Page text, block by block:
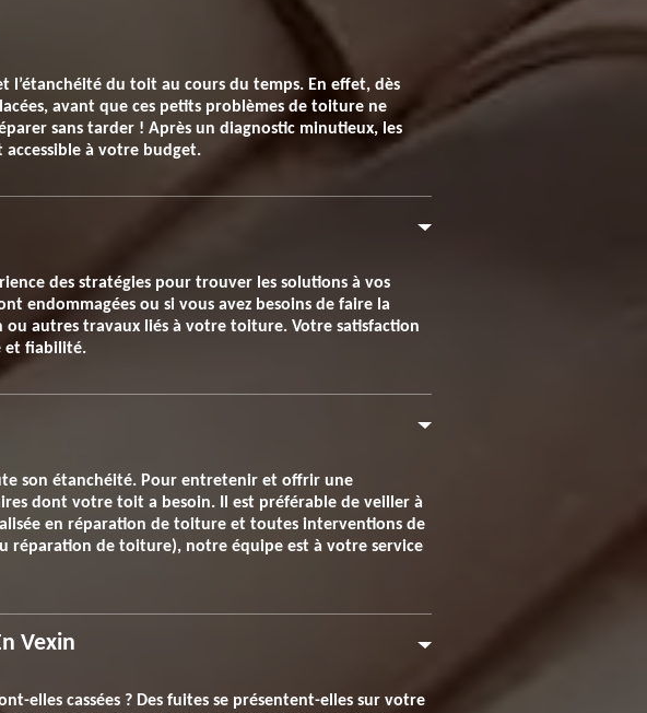
l’étanchéité du toit au cours du temps. En effet, dès
avant que ces petits problèmes de toiture ne
sans tarder ! Après un diagnostic minutieux, les
à votre budget.
des stratégies pour trouver les solutions à vos
endommagées ou si vous avez besoins de faire la
autres travaux liés à votre toiture. Votre satisfaction
et fiabilité.
son étanchéité. Pour entretenir et offrir une
dont votre toit a besoin. Il est préférable de veiller à
en réparation de toiture et toutes interventions de
réparation de toiture), notre équipe est à votre service
Vexin
elles cassées ? Des fuites se présentent-elles sur votre